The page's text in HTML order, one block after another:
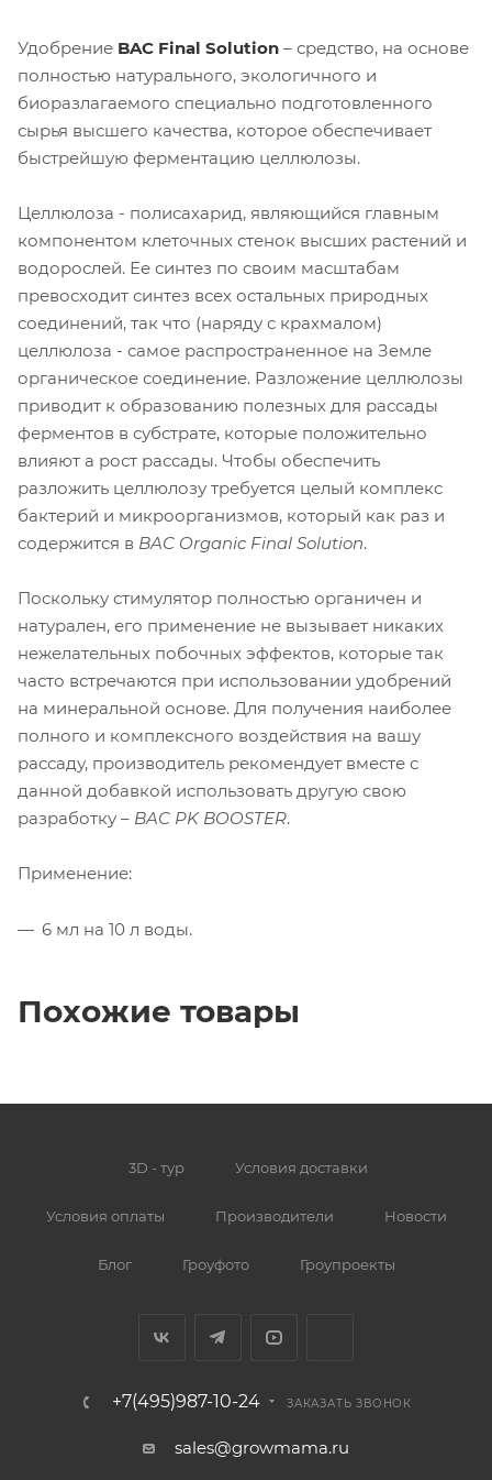
Удобрение BAC Final Solution – средство, на основе
полностью натурального, экологичного и
биоразлагаемого специально подготовленного
сырья высшего качества, которое обеспечивает
быстрейшую ферментацию целлюлозы.
Целлюлоза - полисахарид, являющийся главным
компонентом клеточных стенок высших растений и
водорослей. Ее синтез по своим масштабам
превосходит синтез всех остальных природных
соединений, так что (наряду с крахмалом)
целлюлоза - самое распространенное на Земле
органическое соединение. Разложение целлюлозы
приводит к образованию полезных для рассады
ферментов в субстрате, которые положительно
влияют а рост рассады. Чтобы обеспечить
разложить целлюлозу требуется целый комплекс
бактерий и микроорганизмов, который как раз и
содержится в BAC Organic Final Solution.
Поскольку стимулятор полностью органичен и
натурален, его применение не вызывает никаких
нежелательных побочных эффектов, которые так
часто встречаются при использовании удобрений
на минеральной основе. Для получения наиболее
полного и комплексного воздействия на вашу
рассаду, производитель рекомендует вместе с
данной добавкой использовать другую свою
разработку – BAC PK BOOSTER.
Применение:
6 мл на 10 л воды.
Похожие товары
3D - тур Условия доставки
Условия оплаты Производители Новости
Блог Гроуфото Гроупроекты
+7(495)987-10-24 ЗАКАЗАТЬ ЗВОНОК
sales@growmama.ru